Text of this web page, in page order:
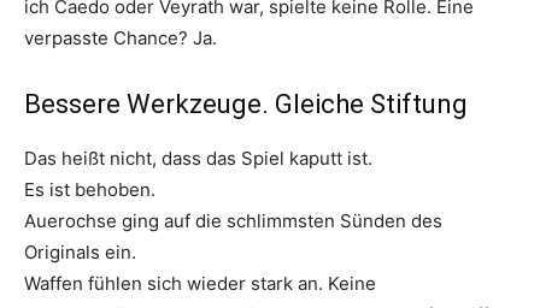
ich Caedo oder Veyrath war, spielte keine Rolle. Eine
verpasste Chance? Ja.
Bessere Werkzeuge. Gleiche Stiftung
Das heißt nicht, dass das Spiel kaputt ist.
Es ist behoben.
Auerochse ging auf die schlimmsten Sünden des
Originals ein.
Waffen fühlen sich wieder stark an. Keine